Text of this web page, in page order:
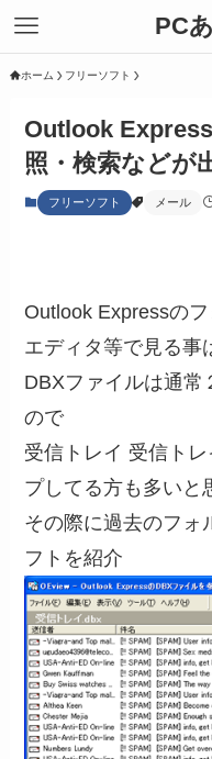
PC
ホーム フリーソフト
Outlook
照・検索など
フリーソフト メール
Outlook Expressの
エディタ等で見る事
DBXファイルは通常
ので
受信トレイ 受信ト
プしてる方も多いと
その際に過去のフォ
フトを紹介